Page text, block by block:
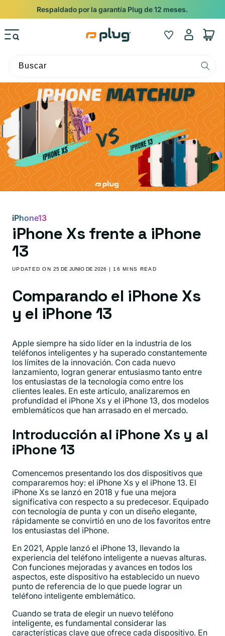
Ir al contenido
Respaldado por la garantía Plug de 12 meses.
Wishlist
Iniciar
sesión
Carrito
Buscar
iPhone13
iPhone Xs frente a iPhone
13
UPDATED ON25 DE JUNIO DE 2026 | 16 MINS READ
Comparando el iPhone Xs
y el iPhone 13
Apple siempre ha sido líder en la industria de los
teléfonos inteligentes y ha superado constantemente
los límites de la innovación. Con cada nuevo
lanzamiento, logran generar entusiasmo tanto entre
los entusiastas de la tecnología como entre los
clientes leales. En este artículo, analizaremos en
profundidad el iPhone Xs y el iPhone 13, dos modelos
emblemáticos que han arrasado en el mercado.
Introducción al iPhone Xs y al
iPhone 13
Comencemos presentando los dos dispositivos que
compararemos hoy: el iPhone Xs y el iPhone 13. El
iPhone Xs se lanzó en 2018 y fue una mejora
significativa con respecto a su predecesor. Equipado
con tecnología de punta y con un diseño elegante,
rápidamente se convirtió en uno de los favoritos entre
los entusiastas del iPhone.
En 2021, Apple lanzó el iPhone 13, llevando la
experiencia del teléfono inteligente a nuevas alturas.
Con funciones mejoradas y avances en todos los
aspectos, este dispositivo ha establecido un nuevo
punto de referencia de lo que puede lograr un
teléfono inteligente emblemático.
Cuando se trata de elegir un nuevo teléfono
inteligente, es fundamental considerar las
características clave que ofrece cada dispositivo. En